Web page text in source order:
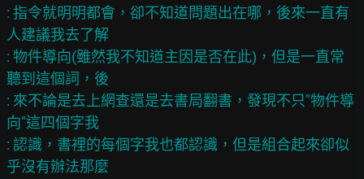
: 指令就明明都會，卻不知道問題出在哪，後來一直有
人建議我去了解
: 物件導向(雖然我不知道主因是否在此)，但是一直常
聽到這個詞，後
: 來不論是去上網查還是去書局翻書，發現不只"物件導
向"這四個字我
: 認識，書裡的每個字我也都認識，但是組合起來卻似
乎沒有辦法那麼